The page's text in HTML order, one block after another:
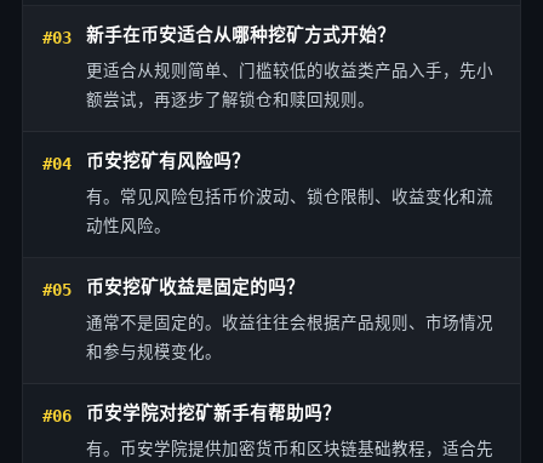
#03 新手在币安适合从哪种挖矿方式开始？
更适合从规则简单、门槛较低的收益类产品入手，先小
额尝试，再逐步了解锁仓和赎回规则。
#04 币安挖矿有风险吗？
有。常见风险包括币价波动、锁仓限制、收益变化和流
动性风险。
#05 币安挖矿收益是固定的吗？
通常不是固定的。收益往往会根据产品规则、市场情况
和参与规模变化。
#06 币安学院对挖矿新手有帮助吗？
有。币安学院提供加密货币和区块链基础教程，适合先